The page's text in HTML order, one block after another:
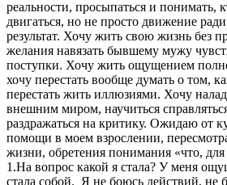
реальности, просыпаться и понимать,
двигаться, но не просто движение
результат. Хочу жить свою жизнь без
желания навязать бывшему мужу
поступки. Хочу жить ощущением
хочу перестать вообще думать о том,
перестать жить иллюзиями. Хочу
внешним миром, научиться
раздражаться на критику. Ожидаю от
помощи в моем взрослении,
жизни, обретения понимания «что,
1.На вопрос какой я стала? У меня
стала собой. Я не боюсь действий, не